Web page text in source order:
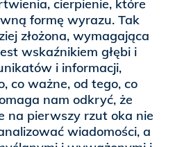
cierpienie, które
formę wyrazu. Tak
złożona, wymagająca
wskaźnikiem głębi i
i informacji,
co ważne, od tego, co
nam odkryć, że
na pierwszy rzut oka nie
wiadomości, a